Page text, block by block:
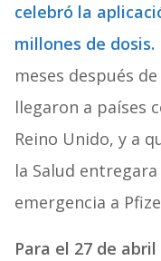
celebró la
millones de dosis.
meses después
llegaron a países
Reino Unido, y a
la Salud
emergencia a
Para el 27 de